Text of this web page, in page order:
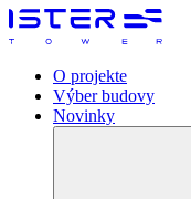
O projekte
Výber budovy
Novinky